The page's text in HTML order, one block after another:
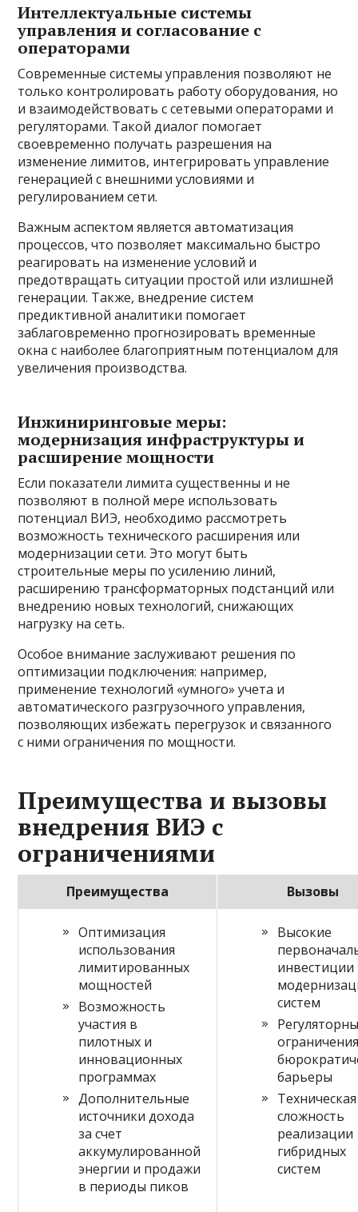
Интеллектуальные системы
управления и согласование с
операторами
Современные системы управления позволяют не
только контролировать работу оборудования, но
и взаимодействовать с сетевыми операторами и
регуляторами. Такой диалог помогает
своевременно получать разрешения на
изменение лимитов, интегрировать управление
генерацией с внешними условиями и
регулированием сети.
Важным аспектом является автоматизация
процессов, что позволяет максимально быстро
реагировать на изменение условий и
предотвращать ситуации простой или излишней
генерации. Также, внедрение систем
предиктивной аналитики помогает
заблаговременно прогнозировать временные
окна с наиболее благоприятным потенциалом для
увеличения производства.
Инжиниринговые меры:
модернизация инфраструктуры и
расширение мощности
Если показатели лимита существенны и не
позволяют в полной мере использовать
потенциал ВИЭ, необходимо рассмотреть
возможность технического расширения или
модернизации сети. Это могут быть
строительные меры по усилению линий,
расширению трансформаторных подстанций или
внедрению новых технологий, снижающих
нагрузку на сеть.
Особое внимание заслуживают решения по
оптимизации подключения: например,
применение технологий «умного» учета и
автоматического разгрузочного управления,
позволяющих избежать перегрузок и связанного
с ними ограничения по мощности.
Преимущества и вызовы
внедрения ВИЭ с
ограничениями
Преимущества Вызовы
Оптимизация
использования
лимитированных
мощностей
Возможность
участия в
пилотных и
инновационных
программах
Дополнительные
источники дохода
за счет
аккумулированной
энергии и продажи
в периоды пиков
Высокие
инвестиции
систем
барьеры
Техническая
сложность
реализации
гибридных
систем